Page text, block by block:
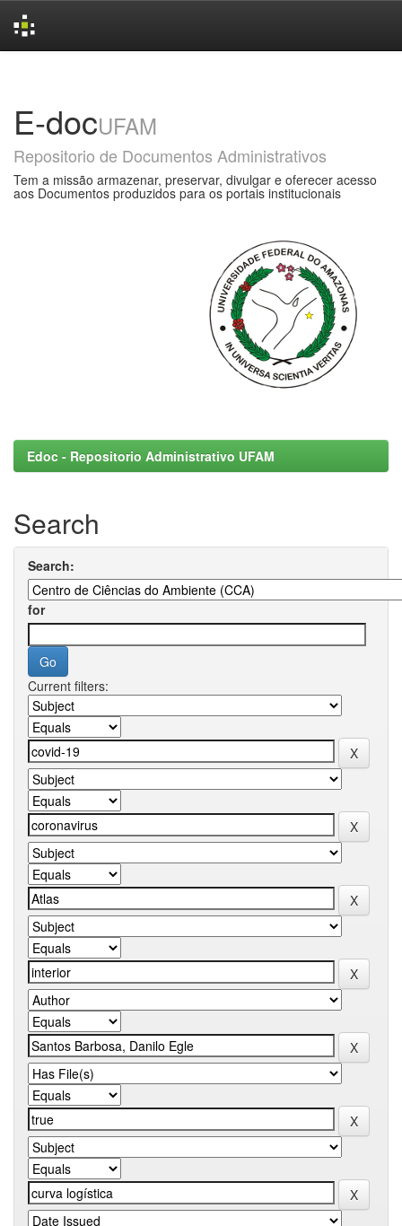
E-docUFAM
Repositorio de Documentos Administrativos
Tem a missão armazenar, preservar, divulgar e oferecer acesso
aos Documentos produzidos para os portais institucionais
Edoc - Repositorio Administrativo UFAM
Search
Search:
for
Current filters: